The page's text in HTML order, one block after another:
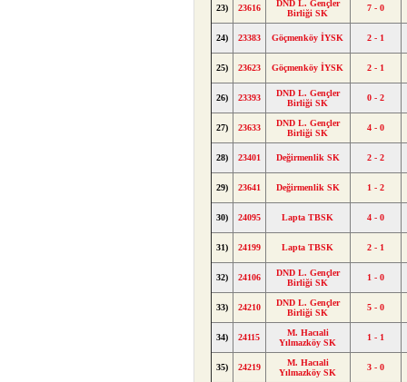
23) 23616
DND L. Gençler
Birliği SK
7 - 0
24) 23383 Göçmenköy İYSK 2 - 1
25) 23623 Göçmenköy İYSK 2 - 1
26) 23393
DND L. Gençler
Birliği SK
0 - 2
27) 23633
DND L. Gençler
Birliği SK
4 - 0
28) 23401 Değirmenlik SK 2 - 2
29) 23641 Değirmenlik SK 1 - 2
30) 24095 Lapta TBSK 4 - 0
31) 24199 Lapta TBSK 2 - 1
32) 24106
DND L. Gençler
Birliği SK
1 - 0
33) 24210
DND L. Gençler
Birliği SK
5 - 0
34) 24115
M. Hacıali
Yılmazköy SK
1 - 1
35) 24219
M. Hacıali
Yılmazköy SK
3 - 0